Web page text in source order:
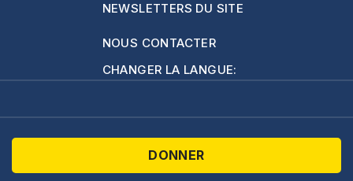
NEWSLETTERS DU SITE
NOUS CONTACTER
CHANGER LA LANGUE:
DONNER